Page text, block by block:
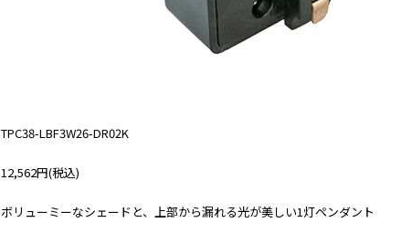
TPC38-LBF3W26-DR02K
12,562円(税込)
ボリューミーなシェードと、上部から漏れる光が美しい1灯ペンダント